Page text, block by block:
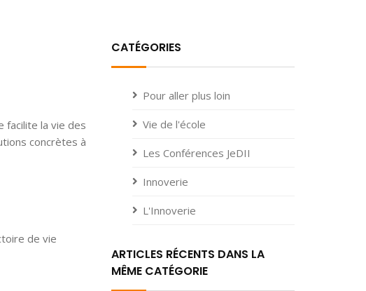
facilite la vie des
concrètes à
de vie
CATÉGORIES
Pour aller plus loin
Vie de l'école
Les Conférences JeDII
Innoverie
L'Innoverie
ARTICLES RÉCENTS DANS LA
MÊME CATÉGORIE